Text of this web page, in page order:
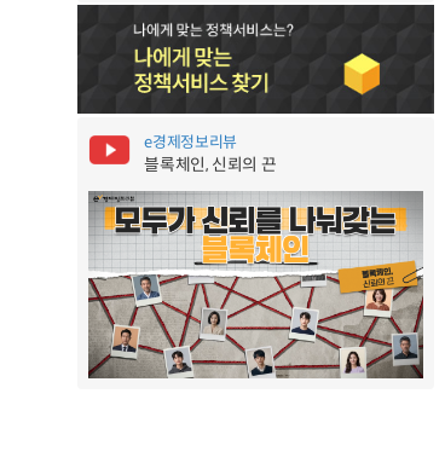
e경제정보리뷰
블록체인, 신뢰의 끈